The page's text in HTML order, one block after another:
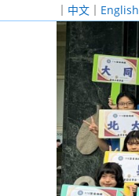
｜ 中文 ｜ English